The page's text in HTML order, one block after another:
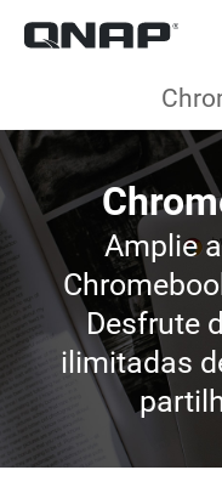
Amplie
Desfrute
ilimitadas